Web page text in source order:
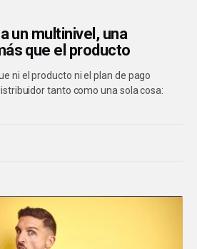
un multinivel, una
que el producto
ni el producto ni el plan de pago
tanto como una sola cosa: